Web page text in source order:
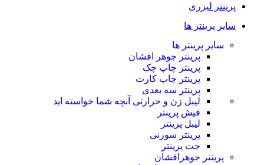
پرینتر لیزری
سایر پرینتر ها
سایر پرینتر ها
پرینتر جوهر افشان
پرینتر چاپ چک
پرینتر چاپ کارت
پرینتر سه بعدی
لیبل زن و حرارتی آنچه شما خواسته اید
فیش پرینتر
لیبل پرینتر
پرینتر سوزنی
جت پرینتر
پرینتر جوهرافشان